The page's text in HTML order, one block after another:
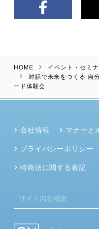
HOME
イベント・セミ
対話で未来をつくる 自
ード体験会
会社情報 マナーと
プライバシーポリシー
特商法に関する表記